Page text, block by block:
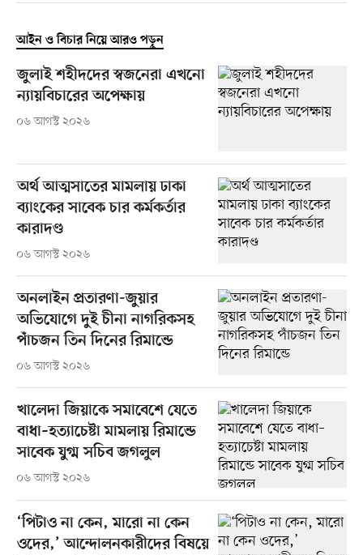
আইন ও বিচার নিয়ে আরও পড়ুন
জুলাই শহীদদের স্বজনেরা এখনো
ন্যায়বিচারের অপেক্ষায়
০৬ আগস্ট ২০২৬
অর্থ আত্মসাতের মামলায় ঢাকা
ব্যাংকের সাবেক চার কর্মকর্তার
কারাদণ্ড
০৬ আগস্ট ২০২৬
অনলাইন প্রতারণা-জুয়ার
অভিযোগে দুই চীনা নাগরিকসহ
পাঁচজন তিন দিনের রিমান্ডে
০৬ আগস্ট ২০২৬
খালেদা জিয়াকে সমাবেশে যেতে
বাধা–হত্যাচেষ্টা মামলায় রিমান্ডে
সাবেক যুগ্ম সচিব জগলুল
০৬ আগস্ট ২০২৬
‘পিটাও না কেন, মারো না কেন
ওদের,’ আন্দোলনকারীদের বিষয়ে